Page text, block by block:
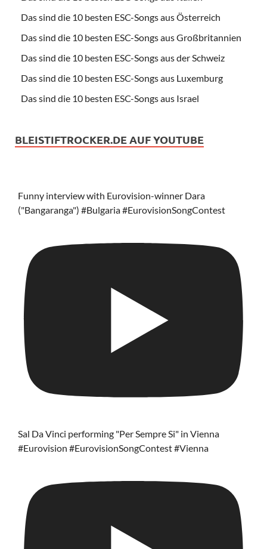
Das sind die 10 besten ESC-Songs aus Österreich
Das sind die 10 besten ESC-Songs aus Großbritannien
Das sind die 10 besten ESC-Songs aus der Schweiz
Das sind die 10 besten ESC-Songs aus Luxemburg
Das sind die 10 besten ESC-Songs aus Israel
BLEISTIFTROCKER.DE AUF YOUTUBE
Funny interview with Eurovision-winner Dara
("Bangaranga") #Bulgaria #EurovisionSongContest
Sal Da Vinci performing "Per Sempre Si" in Vienna
#Eurovision #EurovisionSongContest #Vienna